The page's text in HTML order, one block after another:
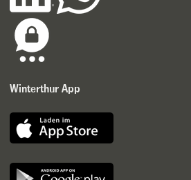
Winterthur App